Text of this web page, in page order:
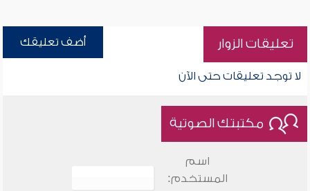
تعليقات الزوار أضف تعليقك
لا توجد تعليقات حتى الآن
مكتبتك الصوتية
اسم
المستخدم: